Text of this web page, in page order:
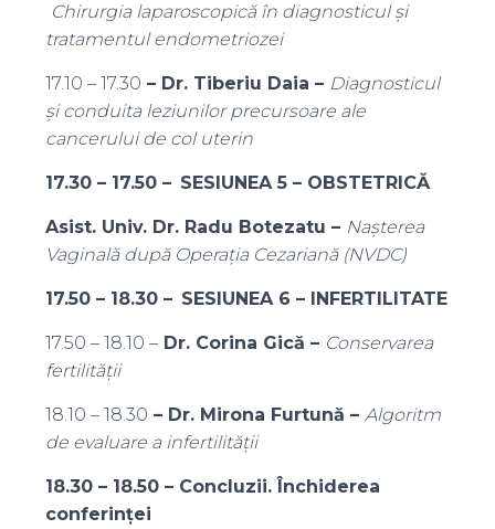
Chirurgia laparoscopică în diagnosticul și
tratamentul endometriozei
17.10 – 17.30 – Dr. Tiberiu Daia – Diagnosticul
și conduita leziunilor precursoare ale
cancerului de col uterin
17.30 – 17.50 – SESIUNEA 5 – OBSTETRICĂ
Asist. Univ. Dr. Radu Botezatu – Nașterea
Vaginală după Operația Cezariană (NVDC)
17.50 – 18.30 – SESIUNEA 6 – INFERTILITATE
17.50 – 18.10 – Dr. Corina Gică – Conservarea
fertilității
18.10 – 18.30 – Dr. Mirona Furtună – Algoritm
de evaluare a infertilității
18.30 – 18.50 – Concluzii. Închiderea
conferinței